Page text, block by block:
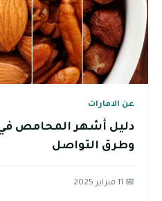
عن الامارات
دليل أشهر المحامص في
وطرق التواصل
📅 11 فبراير 2025